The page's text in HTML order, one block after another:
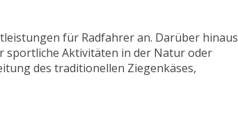
für Radfahrer an. Darüber hinaus
Aktivitäten in der Natur oder
des traditionellen Ziegenkäses,